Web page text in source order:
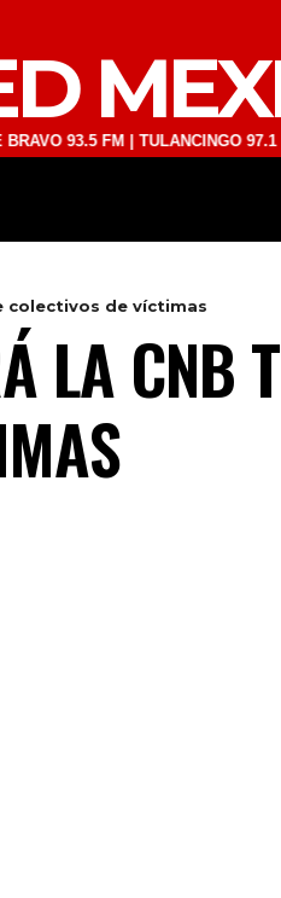
93.5 FM | TULANCINGO 97.1
colectivos de víctimas
LA CNB